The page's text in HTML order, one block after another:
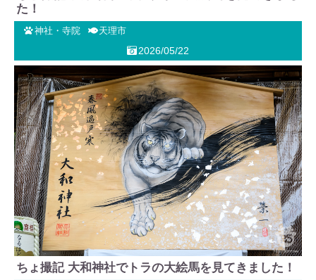
た！
神社・寺院 天理市
2026/05/22
ちょ撮記 大和神社でトラの大絵馬を見てきました！